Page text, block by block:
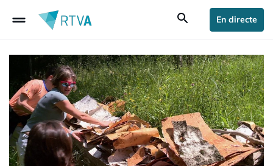
drag_handle search En directe